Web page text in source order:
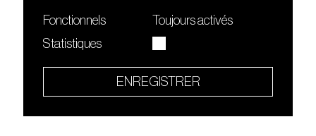
Le Sucre fait partie de
Quartier culturel et créatif
Fonctionnels
Toujours activés
Statistiques
ENREGISTRER